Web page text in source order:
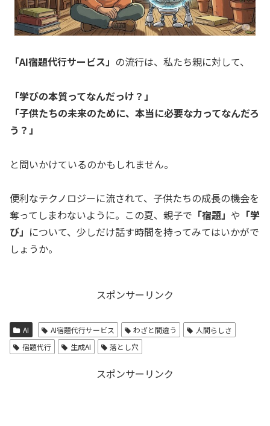
「AI宿題代行サービス」 の流行は、私たち親に対して、
「学びの本質ってなんだっけ？」
「子供たちの未来のために、本当に必要な力ってなんだろ
う？」
と問いかけているのかもしれません。
便利なテクノロジーに流されて、子供たちの成長の機会を
奪ってしまわないように。この夏、親子で 「宿題」 や 「学
び」 について、少しだけ話す時間を持ってみてはいかがで
しょうか。
スポンサーリンク
AI AI宿題代行サービス わざと間違う
人間らしさ
宿題代行
生成AI 落とし穴
スポンサーリンク